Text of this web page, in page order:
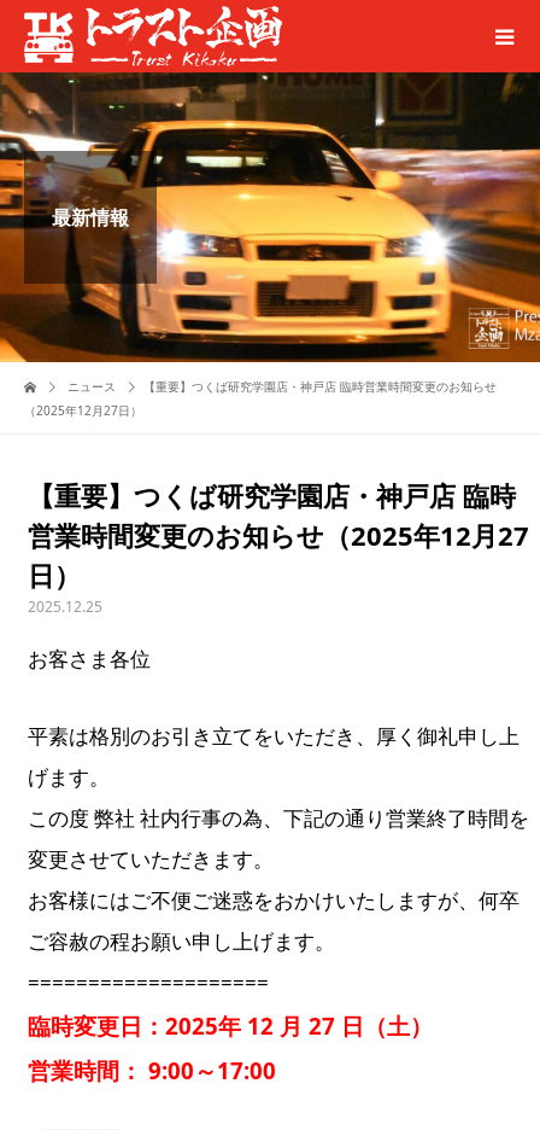
最新情報
ニュース
【重要】つくば研究学園店・神戸店 臨時営業時間変更のお知らせ
（2025年12月27日）
【重要】つくば研究学園店・神戸店 臨時
営業時間変更のお知らせ（2025年12月27
日）
2025.12.25
お客さま各位
平素は格別のお引き立てをいただき、厚く御礼申し上
げます。
この度 弊社 社内行事の為、下記の通り営業終了時間を
変更させていただきます。
お客様にはご不便ご迷惑をおかけいたしますが、何卒
ご容赦の程お願い申し上げます。
====================
臨時変更日：2025年 12 月 27 日（土）
営業時間： 9:00～17:00